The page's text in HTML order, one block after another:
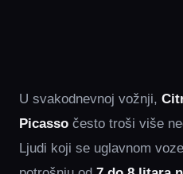
U svakodnevnoj vožnji,
Picasso često troši više
Ljudi koji se uglavnom